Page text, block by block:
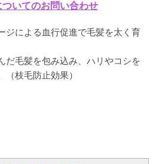
ついてのお問い合わせ
ジによる血行促進で毛髪を太く育
だ毛髪を包み込み、ハリやコシを
（枝毛防止効果）